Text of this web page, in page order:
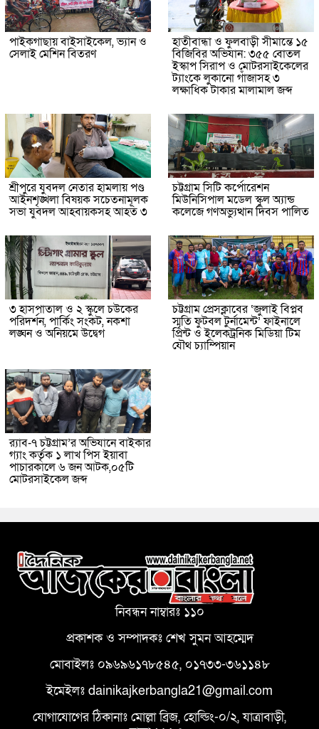
পাইকগাছায় বাইসাইকেল, ভ্যান ও
সেলাই মেশিন বিতরণ
হাতীবান্ধা ও ফুলবাড়ী সীমান্তে ১৫
বিজিবির অভিযান: ৩৫৫ বোতল
ইস্কাপ সিরাপ ও মোটরসাইকেলের
ট্যাংকে লুকানো গাঁজাসহ ৩
লক্ষাধিক টাকার মালামাল জব্দ
শ্রীপুরে যুবদল নেতার হামলায় পণ্ড
আইনশৃঙ্খলা বিষয়ক সচেতনামূলক
সভা যুবদল আহবায়কসহ আহত ৩
চট্টগ্রাম সিটি কর্পোরেশন
মিউনিসিপাল মডেল স্কুল অ্যান্ড
কলেজে গণঅভ্যুত্থান দিবস পালিত
৩ হাসপাতাল ও ২ স্কুলে চউকের
পরিদর্শন, পার্কিং সংকট, নকশা
লঙ্ঘন ও অনিয়মে উদ্বেগ
চট্টগ্রাম প্রেসক্লাবের ‘জুলাই বিপ্লব
স্মৃতি ফুটবল টুর্নামেন্ট’ ফাইনালে
প্রিন্ট ও ইলেকট্রনিক মিডিয়া টিম
যৌথ চ্যাম্পিয়ান
র‌্যাব-৭ চট্টগ্রাম’র অভিযানে বাইকার
গ্যাং কর্তৃক ১ লাখ পিস ইয়াবা
পাচারকালে ৬ জন আটক,০৫টি
মোটরসাইকেল জব্দ
নিবন্ধন নাম্বারঃ ১১০
প্রকাশক ও সম্পাদকঃ শেখ সুমন আহম্মেদ
মোবাইলঃ ০৯৬৯৬১৭৮৫৪৫, ০১৭৩৩-৩৬১১৪৮
ইমেইলঃ dainikajkerbangla21@gmail.com
যোগাযোগের ঠিকানাঃ মোল্লা ব্রিজ, হোল্ডিং-০/২, যাত্রাবাড়ী,